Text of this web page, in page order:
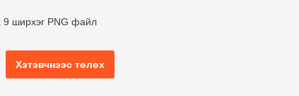
9 ширхэг PNG файл
Хэтэвчнээс төлөх